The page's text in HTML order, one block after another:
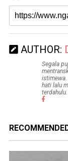
AUTHOR:
Segala
istimewa.
hati lalu